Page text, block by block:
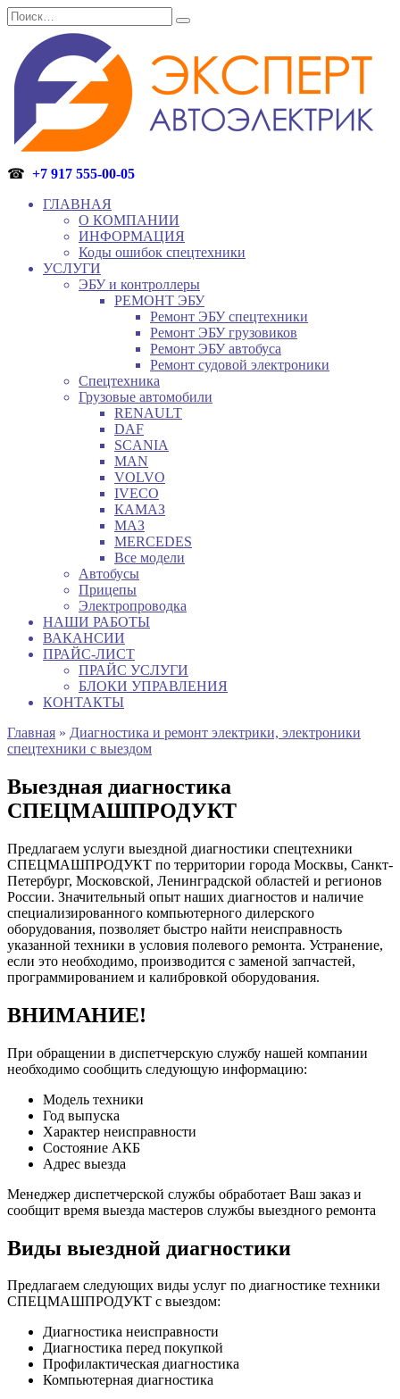
Перейти
к
содержанию
Search
for:
☎ +7 917 555-00-05
ГЛАВНАЯ
О КОМПАНИИ
ИНФОРМАЦИЯ
Коды ошибок спецтехники
УСЛУГИ
ЭБУ и контроллеры
РЕМОНТ ЭБУ
Ремонт ЭБУ спецтехники
Ремонт ЭБУ грузовиков
Ремонт ЭБУ автобуса
Ремонт судовой электроники
Спецтехника
Грузовые автомобили
RENAULT
DAF
SCANIA
MAN
VOLVO
IVECO
КАМАЗ
МАЗ
MERCEDES
Все модели
Автобусы
Прицепы
Электропроводка
НАШИ РАБОТЫ
ВАКАНСИИ
ПРАЙС-ЛИСТ
ПРАЙС УСЛУГИ
БЛОКИ УПРАВЛЕНИЯ
КОНТАКТЫ
Главная » Диагностика и ремонт электрики, электроники
спецтехники с выездом
Выездная диагностика
СПЕЦМАШПРОДУКТ
Предлагаем услуги выездной диагностики спецтехники
СПЕЦМАШПРОДУКТ по территории города Москвы, Санкт-
Петербург, Московской, Ленинградской областей и регионов
России. Значительный опыт наших диагностов и наличие
специализированного компьютерного дилерского
оборудования, позволяет быстро найти неисправность
указанной техники в условия полевого ремонта. Устранение,
если это необходимо, производится с заменой запчастей,
программированием и калибровкой оборудования.
ВНИМАНИЕ!
При обращении в диспетчерскую службу нашей компании
необходимо сообщить следующую информацию:
Модель техники
Год выпуска
Характер неисправности
Состояние АКБ
Адрес выезда
Менеджер диспетчерской службы обработает Ваш заказ и
сообщит время выезда мастеров службы выездного ремонта
Виды выездной диагностики
Предлагаем следующих виды услуг по диагностике техники
СПЕЦМАШПРОДУКТ с выездом:
Диагностика неисправности
Диагностика перед покупкой
Профилактическая диагностика
Компьютерная диагностика